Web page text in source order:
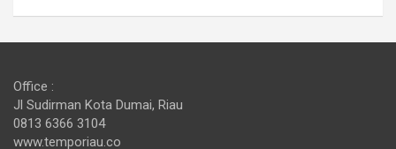
Office :
Jl Sudirman Kota Dumai, Riau
0813 6366 3104
www.temporiau.co